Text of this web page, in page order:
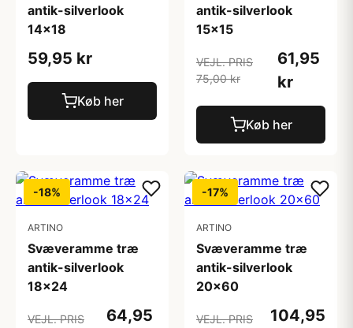
antik-silverlook
14x18
59,95 kr
Køb her
antik-silverlook
15x15
VEJL. PRIS
75,00 kr
61,95
kr
Køb her
-18%
ARTINO
Svæveramme træ
antik-silverlook
18x24
VEJL. PRIS
64,95
-17%
ARTINO
Svæveramme træ
antik-silverlook
20x60
VEJL. PRIS
104,95